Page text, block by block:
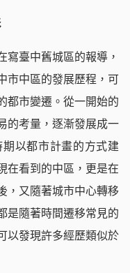
寫臺中舊城區的報導，
市中區的發展歷程，可
都市變遷。從一開始的
的考量，逐漸發展成一
以都市計畫的方式建
在看到的中區，更是在
，又隨著城市中心轉移
是隨著時間遷移常見的
以發現許多經歷類似於